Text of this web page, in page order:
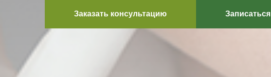
Заказать консультацию Записаться